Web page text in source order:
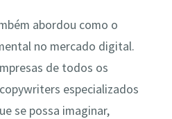
abordou como o
no mercado digital.
de todos os
especializados
se possa imaginar,